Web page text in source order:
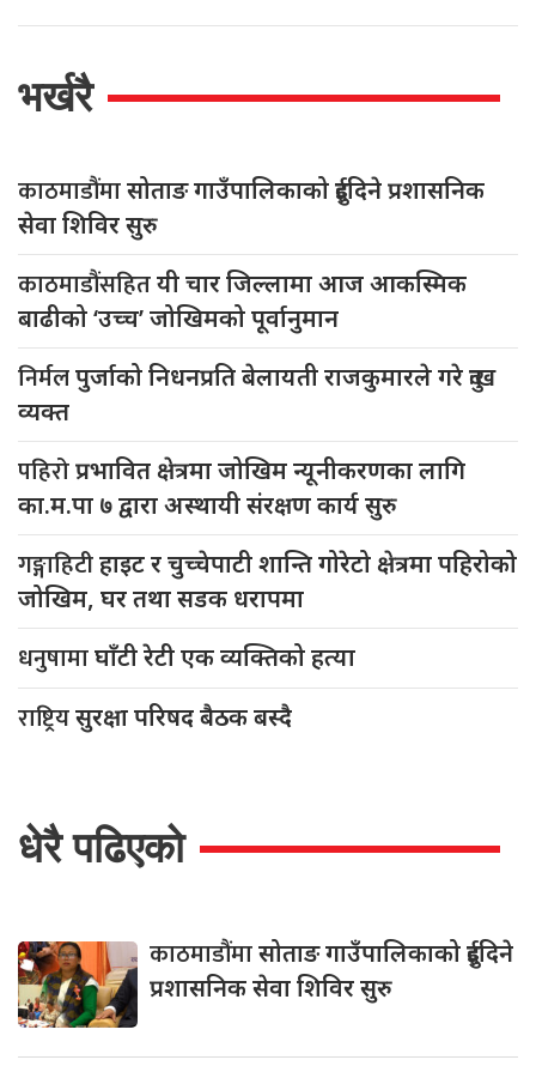
भर्खरै
काठमाडौंमासोताङ गाउँपालिकाको दुईदिने प्रशासनिक
सेवा शिविर सुरु
काठमाडौंसहितयी चार जिल्लामा आज आकस्मिक
बाढीको ‘उच्च’ जोखिमको पूर्वानुमान
निर्मलपुर्जाको निधनप्रति बेलायती राजकुमारले गरे दुःख
व्यक्त
पहिरोप्रभावित क्षेत्रमा जोखिम न्यूनीकरणका लागि
का.म.पा ७ द्वारा अस्थायी संरक्षण कार्य सुरु
गङ्गाहिटीहाइट र चुच्चेपाटी शान्ति गोरेटो क्षेत्रमा पहिरोको
जोखिम, घर तथा सडक धरापमा
धनुषामाघाँटी रेटी एक व्यक्तिको हत्या
राष्ट्रियसुरक्षा परिषद बैठक बस्दै
धेरै पढिएको
काठमाडौंमासोताङ गाउँपालिकाको दुईदिने
प्रशासनिक सेवा शिविर सुरु